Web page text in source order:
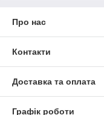
Про нас
Контакти
Доставка та оплата
Графік роботи